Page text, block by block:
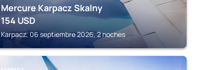
Mercure Karpacz Skalny
154 USD
Karpacz, 06 septiembre 2026, 2 noches